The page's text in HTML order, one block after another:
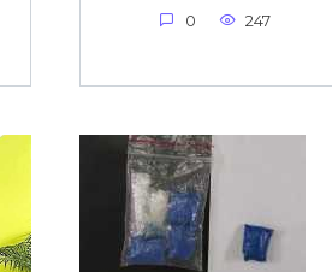
0 247